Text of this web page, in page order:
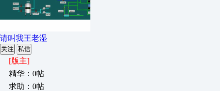
请叫我王老湿
关注 私信
[版主]
精华：0帖
求助：0帖